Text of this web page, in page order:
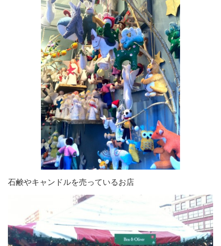
石鹸やキャンドルを売っているお店